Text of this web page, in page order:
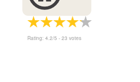
Rating: 4.2/5 - 23 votes